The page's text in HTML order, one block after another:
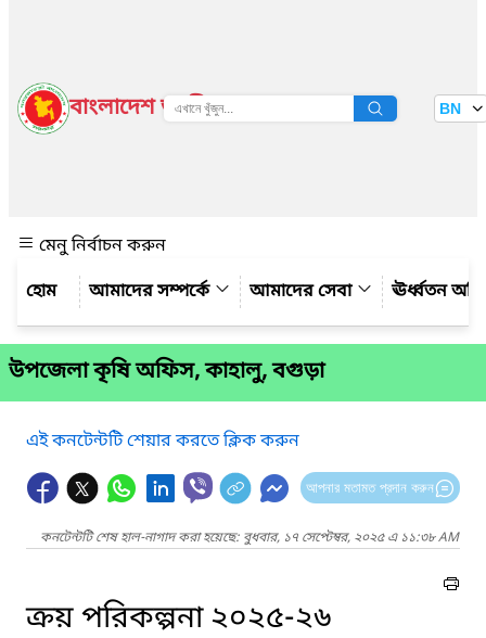
বাংলাদেশ জাতীয় তথ্য বাতায়ন BN
মেনু নির্বাচন করুন
আমাদের সম্পর্কে
আমাদের সেবা ঊর্ধ্বতন
উপজেলা কৃষি অফিস, কাহালু, বগুড়া
এই কনটেন্টটি শেয়ার করতে ক্লিক করুন
আপনার মতামত প্রদান করুন
কনটেন্টটি শেষ হাল-নাগাদ করা হয়েছে: বুধবার, ১৭ সেপ্টেম্বর, ২০২৫ এ ১১:৩৮ AM
ক্রয় পরিকল্পনা ২০২৫-২৬